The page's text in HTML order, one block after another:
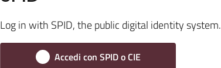
Log in with SPID, the public digital identity system.
Accedi con SPID o CIE